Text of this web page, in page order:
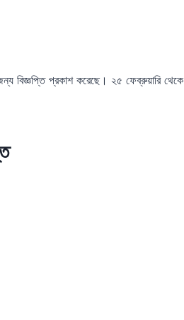
বিজ্ঞপ্তি প্রকাশ করেছে। ২৫ ফেব্রুয়ারি থেকে